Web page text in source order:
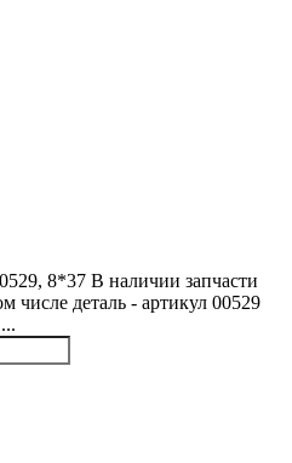
8*37 В наличии запчасти
числе деталь - артикул 00529